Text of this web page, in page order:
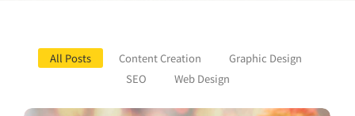
All Posts Content Creation
Graphic Design
SEO
Web Design